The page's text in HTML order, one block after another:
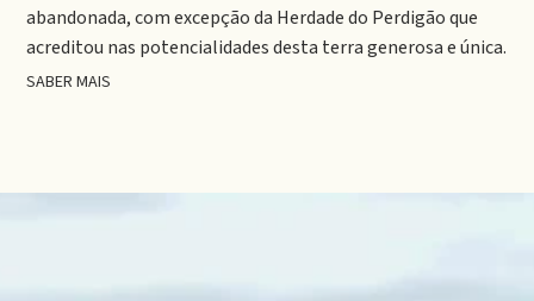
No século XIX e com a praga da filoxera, a produção de
vinha e vinho nesta zona de Monforte foi totalmente
abandonada, com excepção da Herdade do Perdigão que